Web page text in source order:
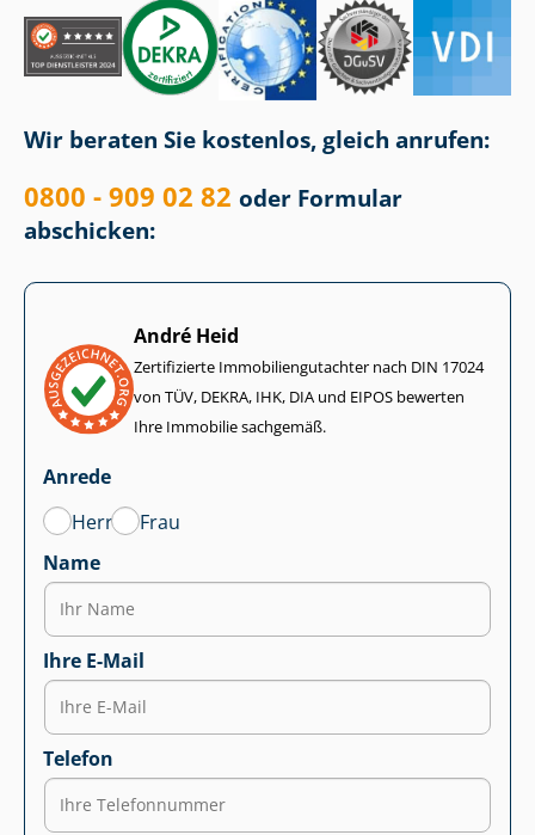
Wir beraten Sie kostenlos, gleich anrufen:
0800 - 909 02 82 oder Formular
abschicken:
André Heid
Zertifizierte Im­mo­bi­li­en­gut­ach­ter nach DIN 17024
von TÜV, DEKRA, IHK, DIA und EIPOS bewerten
Ihre Immobilie sachgemäß.
Anrede
Herr
Frau
Name
Ihre E-Mail
Telefon